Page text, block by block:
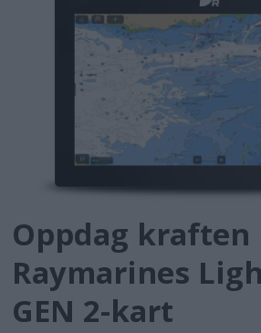
Min side
Oppdag kraften
Raymarines
GEN 2-kart